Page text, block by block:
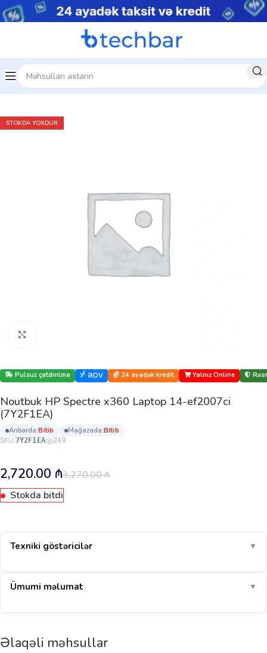
Ev Noutbuklar Premium noutbuklar
STOKDA YOXDUR
Pulsuz çatdırılma ƏDV 24 ayadək kredit Yalnız Online
Noutbuk HP Spectre x360 Laptop 14-ef2007ci
(7Y2F1EA)
anbarda: bi̇ti̇b mağazada: bi̇ti̇b
SKU:7Y2F1EA 249
3,270.00₼
2,720.00 ₼
Stokda bitdi
Texniki göstəricilər ▼
Ümumi məlumat ▼
Əlaqəli məhsullar